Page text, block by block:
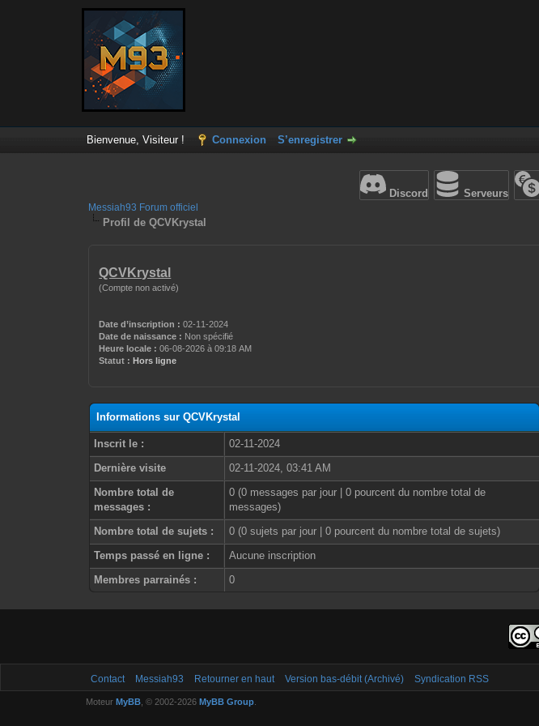
Bienvenue, Visiteur ! Connexion S’enregistrer
Discord Serveurs
Messiah93 Forum officiel
Profil de QCVKrystal
QCVKrystal
(Compte non activé)
Date d’inscription : 02-11-2024
Date de naissance : Non spécifié
Heure locale : 06-08-2026 à 09:18 AM
Statut : Hors ligne
Informations sur QCVKrystal
Inscrit le :
02-11-2024
Dernière visite
02-11-2024, 03:41 AM
Nombre total de
messages :
0 (0 messages par jour | 0 pourcent du nombre total de
messages)
Nombre total de sujets :
0 (0 sujets par jour | 0 pourcent du nombre total de sujets)
Temps passé en ligne :
Aucune inscription
Membres parrainés :
0
Contact Messiah93 Retourner en haut Version bas-débit (Archivé) Syndication RSS
Moteur MyBB, © 2002-2026 MyBB Group.